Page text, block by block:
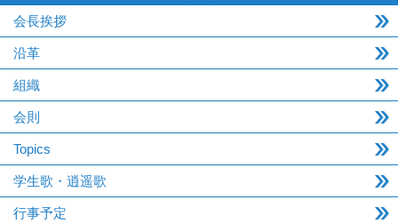
会長挨拶
沿革
組織
会則
Topics
学生歌・逍遥歌
行事予定